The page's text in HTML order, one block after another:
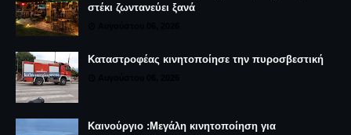
στέκι ζωντανεύει ξανά
Καταστροφέας κινητοποίησε την πυροσβεστική
Καινούργιο :Μεγάλη κινητοποίηση για